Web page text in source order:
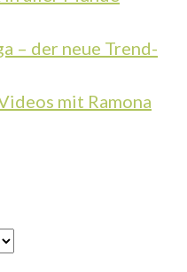
– der neue Trend-
mit Ramona